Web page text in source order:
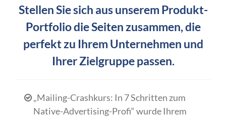
Stellen Sie sich aus unserem Produkt-
Portfolio die Seiten zusammen, die
perfekt zu Ihrem Unternehmen und
Ihrer Zielgruppe passen.
„Mailing-Crashkurs: In 7 Schritten zum
Native-Advertising-Profi“ wurde Ihrem